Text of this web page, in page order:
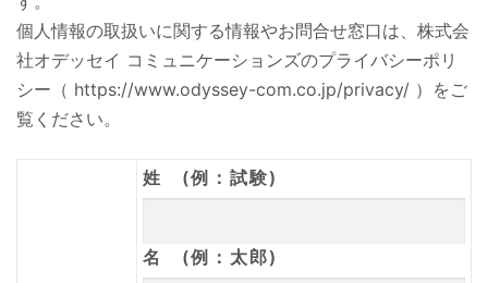
個人情報の取扱いに関する情報やお問合せ窓口は、株式会
社オデッセイ コミュニケーションズのプライバシーポリ
シー（ https://www.odyssey-com.co.jp/privacy/ ）をご
覧ください。
姓 (例：試験)
名 (例：太郎)